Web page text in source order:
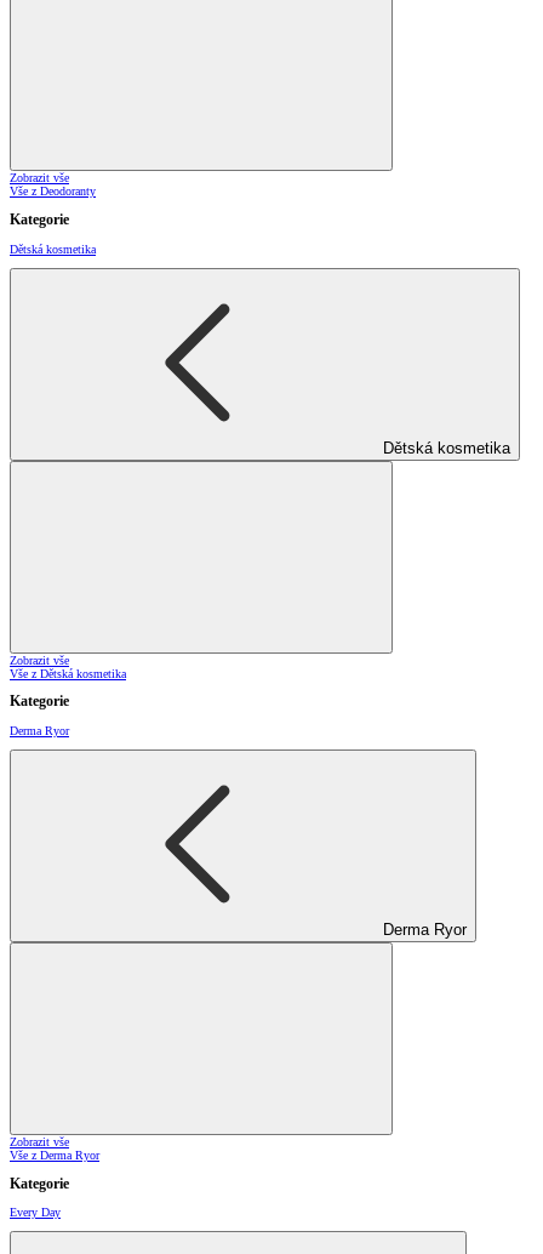
Zobrazit vše
Vše z Deodoranty
Kategorie
Dětská kosmetika
Dětská kosmetika
Zobrazit vše
Vše z Dětská kosmetika
Kategorie
Derma Ryor
Derma Ryor
Zobrazit vše
Vše z Derma Ryor
Kategorie
Every Day